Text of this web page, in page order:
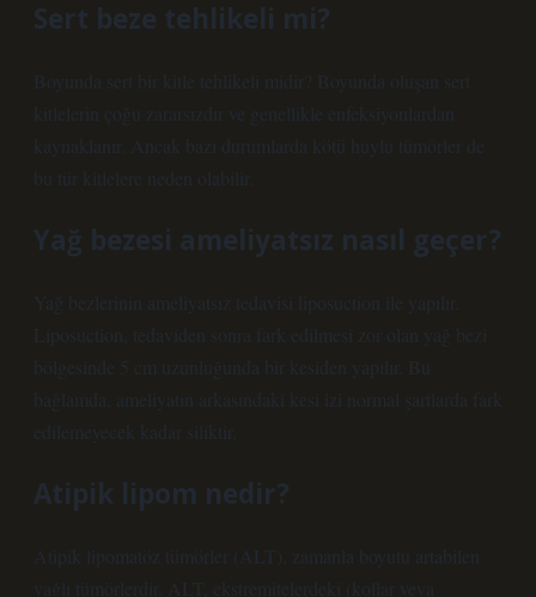
Sert beze tehlikeli mi?
Boyunda sert bir kitle tehlikeli midir? Boyunda oluşan sert
kitlelerin çoğu zararsızdır ve genellikle enfeksiyonlardan
kaynaklanır. Ancak bazı durumlarda kötü huylu tümörler de
bu tür kitlelere neden olabilir.
Yağ bezesi ameliyatsız nasıl geçer?
Yağ bezlerinin ameliyatsız tedavisi liposuction ile yapılır.
Liposuction, tedaviden sonra fark edilmesi zor olan yağ bezi
bölgesinde 5 cm uzunluğunda bir kesiden yapılır. Bu
bağlamda, ameliyatın arkasındaki kesi izi normal şartlarda fark
edilemeyecek kadar siliktir.
Atipik lipom nedir?
Atipik lipomatöz tümörler (ALT), zamanla boyutu artabilen
yağlı tümörlerdir. ALT, ekstremitelerdeki (kollar veya